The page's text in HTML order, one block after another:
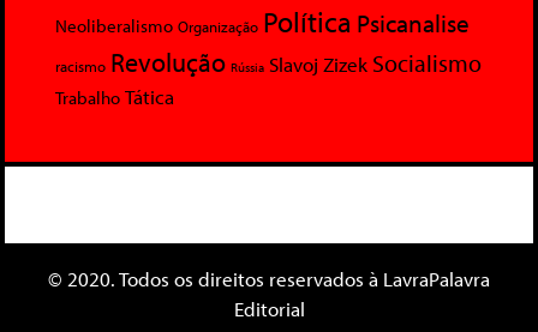
Neoliberalismo Organização Política Psicanalise
racismo Revolução Rússia Slavoj Zizek Socialismo
Trabalho Tática
© 2020. Todos os direitos reservados à LavraPalavra
Editorial